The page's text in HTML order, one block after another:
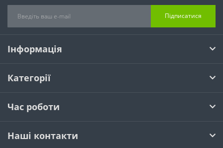
Підписатися
Інформація
Категорії
Час роботи
Наші контакти